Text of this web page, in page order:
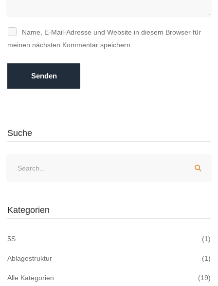
Name, E-Mail-Adresse und Website in diesem Browser für
meinen nächsten Kommentar speichern.
Suche
Kategorien
5S (1)
Ablagestruktur (1)
Alle Kategorien (19)